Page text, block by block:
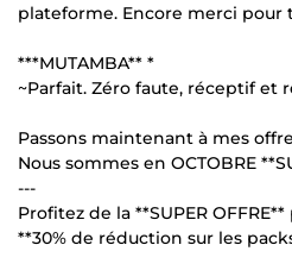
plateforme. Encore merci pour
***MUTAMBA** *
~Parfait. Zéro faute, réceptif et
Passons maintenant à mes
Nous sommes en OCTOBRE
---
Profitez de la **SUPER
**30% de réduction sur les